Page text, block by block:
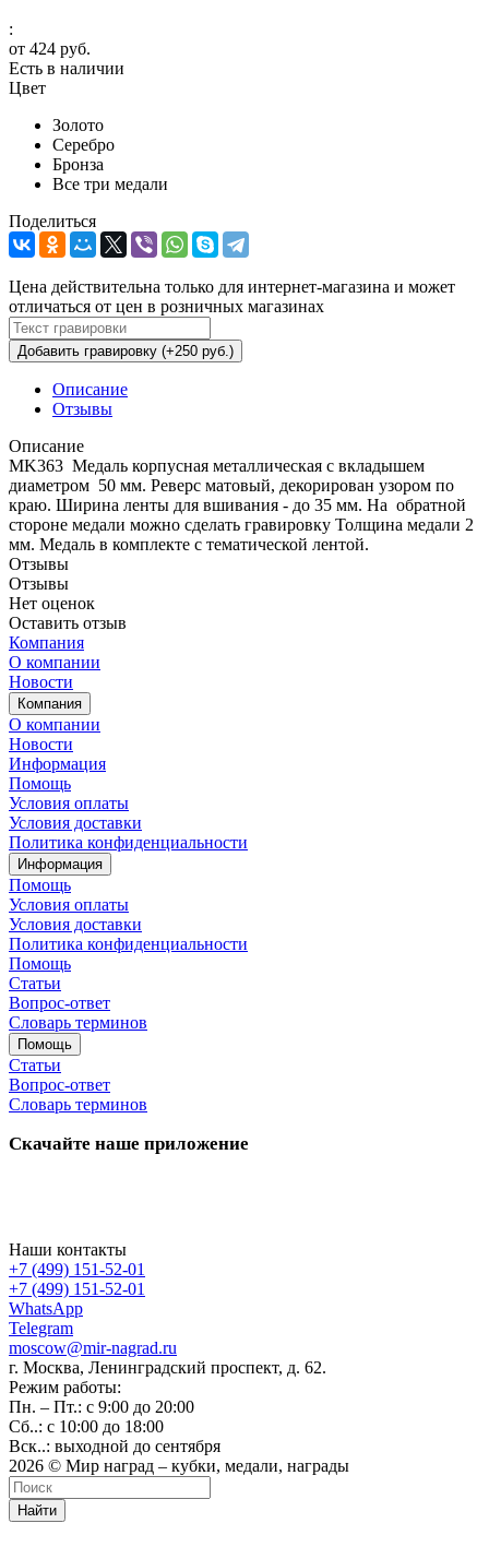
:
от 424 руб.
Есть в наличии
Цвет
Золото
Серебро
Бронза
Все три медали
Поделиться
Цена действительна только для интернет-магазина и может
отличаться от цен в розничных магазинах
Добавить гравировку (+250 руб.)
Описание
Отзывы
Описание
MK363 Медаль корпусная металлическая с вкладышем
диаметром 50 мм. Реверс матовый, декорирован узором по
краю. Ширина ленты для вшивания - до 35 мм. На обратной
стороне медали можно сделать гравировку Толщина медали 2
мм. Медаль в комплекте с тематической лентой.
Отзывы
Отзывы
Нет оценок
Оставить отзыв
Компания
О компании
Новости
Компания
О компании
Новости
Информация
Помощь
Условия оплаты
Условия доставки
Политика конфиденциальности
Информация
Помощь
Условия оплаты
Условия доставки
Политика конфиденциальности
Помощь
Статьи
Вопрос-ответ
Словарь терминов
Помощь
Статьи
Вопрос-ответ
Словарь терминов
Скачайте наше приложение
Наши контакты
+7 (499) 151-52-01
+7 (499) 151-52-01
WhatsApp
Telegram
moscow@mir-nagrad.ru
г. Москва, Ленинградский проспект, д. 62.
Режим работы:
Пн. – Пт.: с 9:00 до 20:00
Сб..: с 10:00 до 18:00
Вск..: выходной до сентября
2026 © Мир наград – кубки, медали, награды
Найти